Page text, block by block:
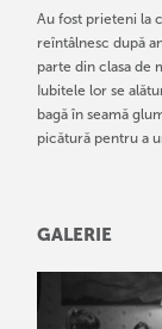
Au fost prieteni la
reîntâlnesc după
parte din clasa de
Iubitele lor se
bagă în seamă
picătură pentru a
GALERIE